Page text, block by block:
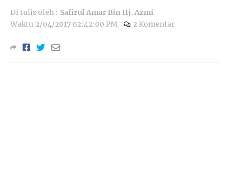
Di tulis oleh : Safirul Amar Bin Hj. Azmi
Waktu 2/04/2017 02:42:00 PM 2 Komentar